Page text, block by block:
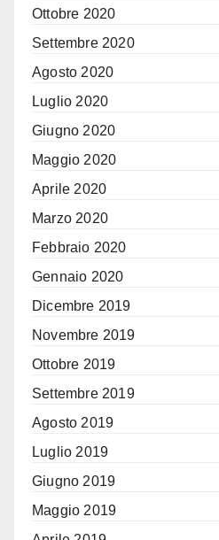
Ottobre 2020
Settembre 2020
Agosto 2020
Luglio 2020
Giugno 2020
Maggio 2020
Aprile 2020
Marzo 2020
Febbraio 2020
Gennaio 2020
Dicembre 2019
Novembre 2019
Ottobre 2019
Settembre 2019
Agosto 2019
Luglio 2019
Giugno 2019
Maggio 2019